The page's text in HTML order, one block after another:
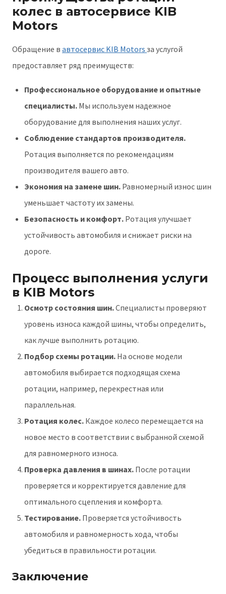
колес в автосервисе KIB
Motors
Обращение в автосервис KIB Motors за услугой
предоставляет ряд преимуществ:
Профессиональное оборудование и опытные
специалисты. Мы используем надежное
оборудование для выполнения наших услуг.
Соблюдение стандартов производителя.
Ротация выполняется по рекомендациям
производителя вашего авто.
Экономия на замене шин. Равномерный износ шин
уменьшает частоту их замены.
Безопасность и комфорт. Ротация улучшает
устойчивость автомобиля и снижает риски на
дороге.
Процесс выполнения услуги
в KIB Motors
Осмотр состояния шин.Специалисты проверяют
уровень износа каждой шины, чтобы определить,
как лучше выполнить ротацию.
Подбор схемы ротации. На основе модели
автомобиля выбирается подходящая схема
ротации, например, перекрестная или
параллельная.
Ротация колес. Каждое колесо перемещается на
новое место в соответствии с выбранной схемой
для равномерного износа.
Проверка давления в шинах. После ротации
проверяется и корректируется давление для
оптимального сцепления и комфорта.
Тестирование. Проверяется устойчивость
автомобиля и равномерность хода, чтобы
убедиться в правильности ротации.
Заключение